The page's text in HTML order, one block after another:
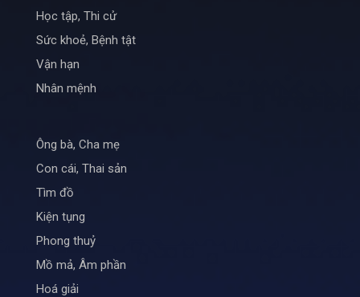
Học tập, Thi cử
Sức khoẻ, Bệnh tật
Vận hạn
Nhân mệnh
Ông bà, Cha mẹ
Con cái, Thai sản
Tìm đồ
Kiện tụng
Phong thuỷ
Mồ mả, Âm phần
Hoá giải